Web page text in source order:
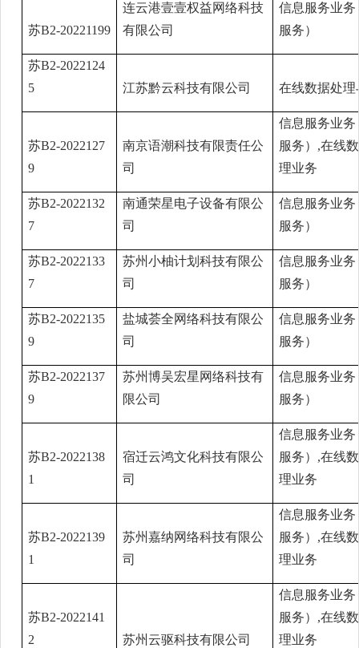
苏B2-20221199
连云港壹壹权益网络科技
有限公司
信息服务业
服务）
苏B2-2022124
5
江苏黔云科技有限公司 在线数据处
苏B2-2022127
9
南京语潮科技有限责任公
司
信息服务业
服务）,在线
理业务
苏B2-2022132
7
南通荣星电子设备有限公
司
信息服务业
服务）
苏B2-2022133
7
苏州小柚计划科技有限公
司
信息服务业
服务）
苏B2-2022135
9
盐城荟全网络科技有限公
司
信息服务业
服务）
苏B2-2022137
9
苏州博吴宏星网络科技有
限公司
信息服务业
服务）
苏B2-2022138
1
宿迁云鸿文化科技有限公
司
信息服务业
服务）,在线
理业务
苏B2-2022139
1
苏州嘉纳网络科技有限公
司
信息服务业
服务）,在线
理业务
苏B2-2022141
2
苏州云驱科技有限公司
信息服务业
服务）,在线
理业务